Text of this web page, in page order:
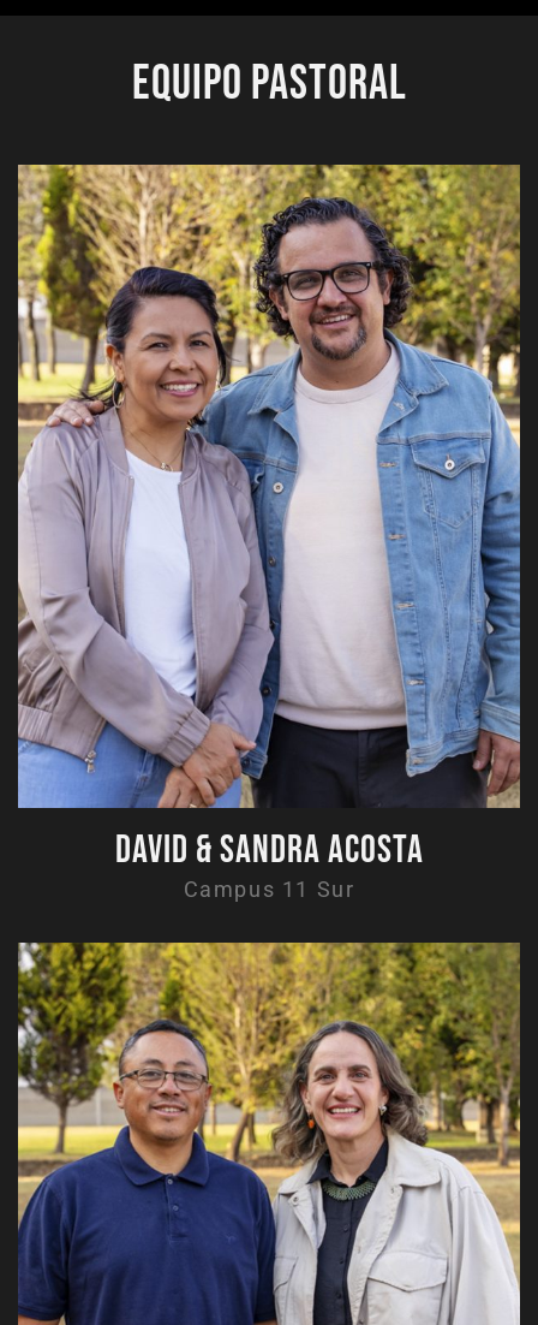
Equipo Pastoral
David & Sandra Acosta
Campus 11 Sur